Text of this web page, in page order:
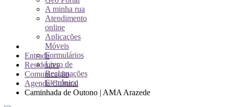
A minha rua
Atendimento
online
Aplicações
Móveis
Formulários
Livro de
Reclamações
Eletrónico
Entrada
Residentes
Comunicação
Agenda Cultural
Caminhada de Outono | AMA Arazede